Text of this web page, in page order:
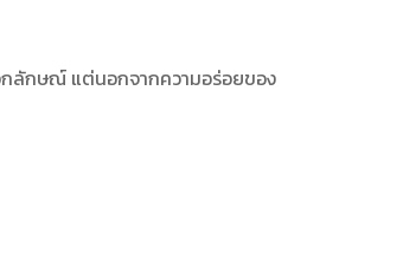
ลักษณ์ แต่นอกจากความอร่อยของ